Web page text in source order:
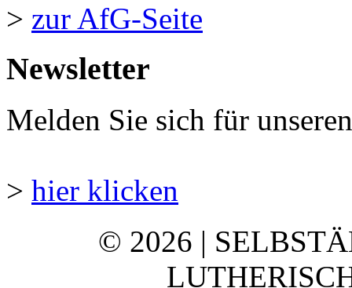
> zur AfG-Seite
Newsletter
Melden Sie sich für
> hier klicken
© 2026 |